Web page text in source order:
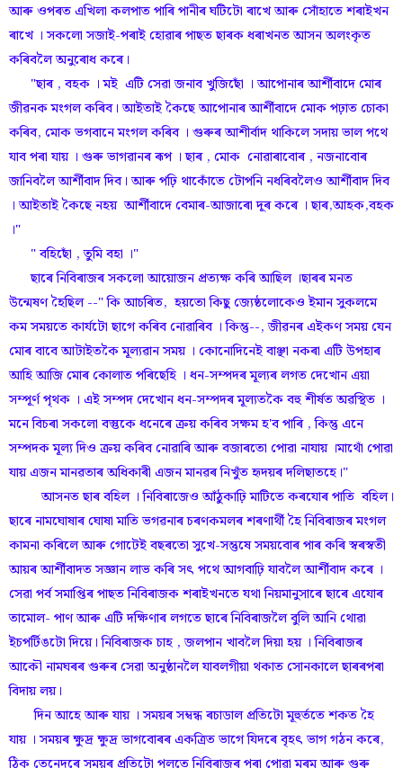
আৰু ওপৰত এখিলা কলপাত পাৰি পানীৰ ঘটিটো ৰাখে আৰু সোঁহাতে শৰাইখন
ৰাখে । সকলো সজাই-পৰাই হোৱাৰ পাছত ছাৰক ধৰাখনত আসন অলংকৃত
কৰিবলৈ অনুৰোধ কৰে।
"ছাৰ , বহক । মই এটি সেৱা জনাব খুজিছোঁ । আপোনাৰ আৰ্শীবাদে মোৰ
জীৱনক মংগল কৰিব। আইতাই কৈছে আপোনাৰ আৰ্শীবাদে মোক পঢ়াত চোকা
কৰিব, মোক ভগবানে মংগল কৰিব । গুৰুৰ আশীৰ্বাদ থাকিলে সদায় ভাল পথে
যাব পৰা যায় । গুৰু ভাগৱানৰ ৰূপ । ছাৰ , মোক নোৱাৰাবোৰ , নজনাবোৰ
জানিবলৈ আৰ্শীবাদ দিব। আৰু পঢ়ি থাকোঁতে টোপনি নধৰিবলৈও আৰ্শীবাদ দিব
। আইতাই কৈছে নহয় আৰ্শীবাদে বেমাৰ-আজাৰো দূৰ কৰে । ছাৰ,আহক,বহক
।"
" বহিছোঁ , তুমি বহা ।"
ছাৰে নিবিৰাজৰ সকলো আয়োজন প্ৰত্যক্ষ কৰি আছিল ।ছাৰৰ মনত
উন্মেষণ হৈছিল --" কি আচৰিত, হয়তো কিছু জ্যেষ্ঠলোকেও ইমান সুকলমে
কম সময়তে কাৰ্যটো ছাগে কৰিব নোৱাৰিব । কিন্তু--, জীৱনৰ এইকণ সময় যেন
মোৰ বাবে আটাইতকৈ মূল্যৱান সময় । কোনোদিনেই বাঞ্ছা নকৰা এটি উপহাৰ
আহি আজি মোৰ কোলাত পৰিছেহি । ধন-সম্পদৰ মূল্যৰ লগত দেখোন এয়া
সম্পূৰ্ণ পৃথক । এই সম্পদ দেখোন ধন-সম্পদৰ মূল্যতকৈ বহু শীৰ্ষত অৱস্থিত ।
মনে বিচৰা সকলো বস্তুকে ধনেৰে ক্ৰয় কৰিব সক্ষম হ'ব পাৰি , কিন্তু এনে
সম্পদক মূল্য দিও ক্ৰয় কৰিব নোৱাৰি আৰু বজাৰতো পোৱা নাযায় ।মাথোঁ পোৱা
যায় এজন মানৱতাৰ অধিকাৰী এজন মানৱৰ নিখুঁত হৃদয়ৰ দলিছাতহে।"
আসনত ছাৰ বহিল । নিবিৰাজেও আঁঠুকাঢ়ি মাটিতে কৰযোৰ পাতি বহিল।
ছাৰে নামঘোষাৰ ঘোষা মাতি ভগৱনাৰ চৰণকমলৰ শৰণাৰ্থী হৈ নিবিৰাজৰ মংগল
কামনা কৰিলে আৰু গোটেই বছৰতো সুখে-সন্তুষে সময়বোৰ পাৰ কৰি স্বৰস্বতী
আয়ৰ আৰ্শীবাদত সজ্ঞান লাভ কৰি সৎ পথে আগবাঢ়ি যাবলৈ আৰ্শীবাদ কৰে ।
সেৱা পৰ্ব সমাপ্তিৰ পাছত নিবিৰাজক শৰাইখনতে যথা নিয়মানুসাৰে ছাৰে এযোৰ
তামোল- পাণ আৰু এটি দক্ষিণাৰ লগতে ছাৰে নিবিৰাজলৈ বুলি আনি থোৱা
ইচপৰ্টিঙটো দিয়ে। নিবিৰাজক চাহ , জলপান খাবলৈ দিয়া হয় । নিবিৰাজৰ
আকৌ নামঘৰৰ গুৰুৰ সেৱা অনুষ্ঠানলৈ যাবলগীয়া থকাত সোনকালে ছাৰৰপৰা
বিদায় লয়।
দিন আহে আৰু যায় । সময়ৰ সম্বন্ধ ৰচাডাল প্ৰতিটো মূহুৰ্ততে শকত হৈ
যায় । সময়ৰ ক্ষুদ্ৰ ক্ষুদ্ৰ ভাগবোৰৰ একত্ৰিত ভাগে যিদৰে বৃহৎ ভাগ গঠন কৰে,